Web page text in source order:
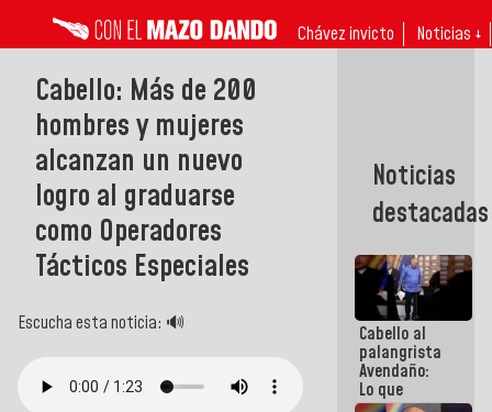
Chávez invicto Noticias ↓
Cabello: Más de 200
hombres y mujeres
alcanzan un nuevo
logro al graduarse
como Operadores
Tácticos Especiales
Escucha esta noticia: 🔊
Noticias
destacadas
Cabello al
palangrista
Avendaño:
Lo que